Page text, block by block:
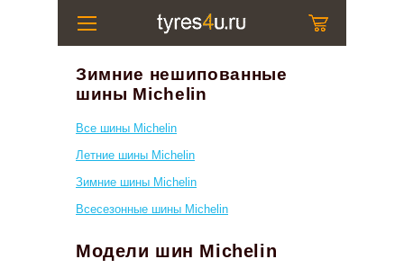
Зимние нешипованные
шины Michelin
Все шины Michelin
Летние шины Michelin
Зимние шины Michelin
Всесезонные шины Michelin
Модели шин Michelin